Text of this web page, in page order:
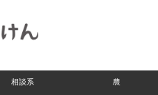
相談系 農